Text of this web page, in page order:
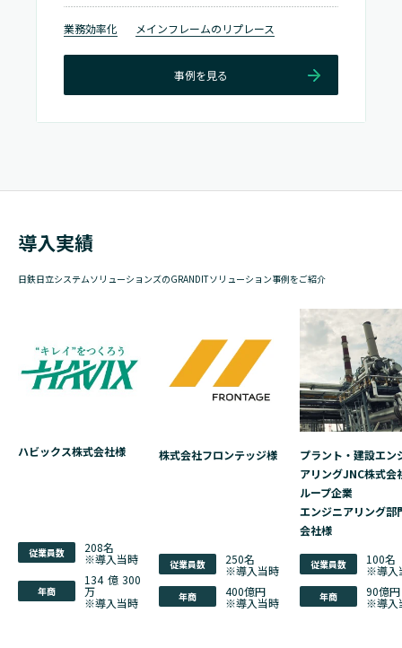
業務効率化 メインフレームのリプレース
事例を見る
導入実績
日鉄日立システムソリューションズのGRANDITソリューション事例をご紹介
ハビックス株式会社様
従業員数 208名
※導入当時
年商
134億300
万
※導入当時
株式会社フロンテッジ様
従業員数 250名
※導入当時
年商 400億円
※導入当時
プラント・建設エン
アリングJNC株式会
ループ企業
エンジニアリング部
会社様
従業員数 100名
※導入
年商 90億円
※導入